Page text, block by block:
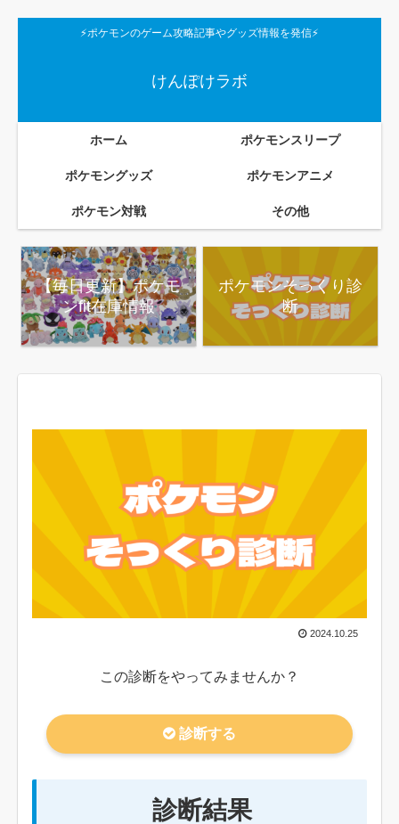
⚡ポケモンのゲーム攻略記事やグッズ情報を発信⚡
けんぽけラボ
ホーム ポケモンスリープ
ポケモングッズ ポケモンアニメ
ポケモン対戦 その他
【毎日更新】ポケモ
ンfit在庫情報
ポケモンそっくり診
断
2024.10.25
この診断をやってみませんか？
診断する
診断結果